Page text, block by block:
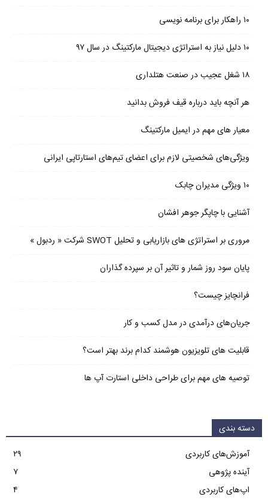
۱۰ راهکار برای برنامه نویسی
۱۰ دلیل نیاز به استراتژی دیجیتال مارکتینگ در سال ۹۷
۱۸ شغل عجیب در صنعت هتلداری
هر آنچه باید درباره قیف فروش بدانید
معیار های مهم در ایمیل مارکتینگ
ویژگی‌های شخصیتی لازم برای اعضای تیم‌های استارتاپی ایرانی
۱۰ ویژگی مدیران چابک
آشنایی با چاپگر جوهر افشان
مروری بر استراتژی های بازاریابی و تحلیل SWOT شرکت « ردبول »
پایان سود روز شمار و تاثیر آن بر سپرده گذاران
فرانچایز چیست؟
جریان‌های درآمدی در مدل کسب و کار
قابلیت های تلویزیون هوشمند کدام برند بهتر است؟
توصیه های مهم برای طراحی داخلی استارت آپ‌ ها
دسته بندی
آموزش‌های کاربردی
۲۹
آینده پژوهی
۷
اپ‌های کاربردی
۴